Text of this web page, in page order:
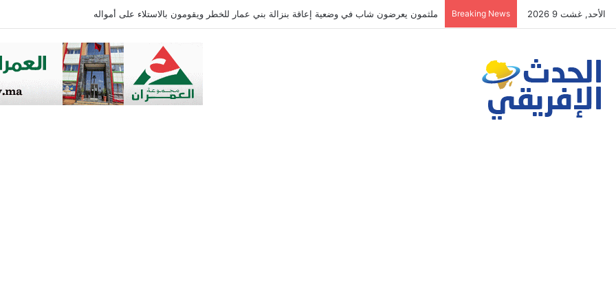
الأحد, غشت 9 2026 Breaking News المجلس الاقتصادي والرشد الرقمي: من يحرس الطفولة في زمن الخوارزميات؟